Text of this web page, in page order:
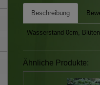
Beschreibung
Wasserstand 0cm,
Ähnliche Produkte: